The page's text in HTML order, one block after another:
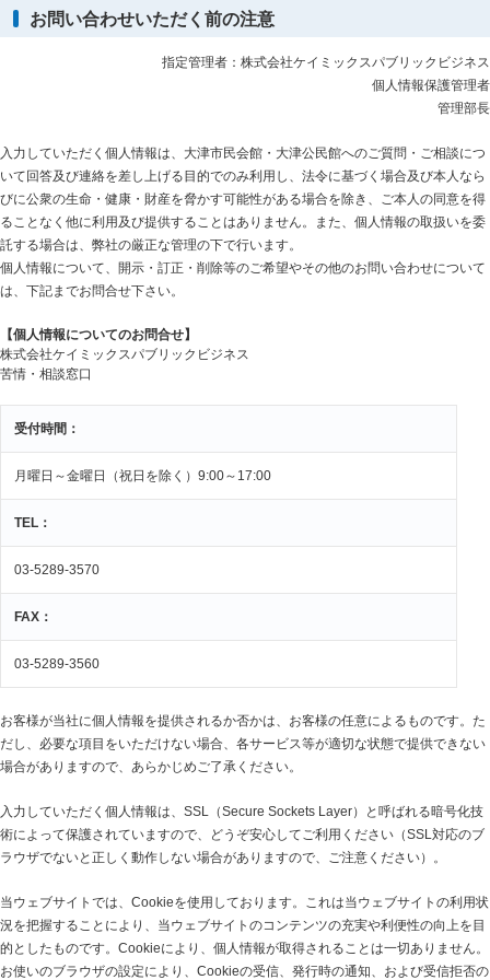
お問い合わせいただく前の注意
指定管理者：株式会社ケイミックスパブリックビジネス
個人情報保護管理者
管理部長
入力していただく個人情報は、大津市民会館・大津公民館へのご質問・ご相談につ
いて回答及び連絡を差し上げる目的でのみ利用し、法令に基づく場合及び本人なら
びに公衆の生命・健康・財産を脅かす可能性がある場合を除き、ご本人の同意を得
ることなく他に利用及び提供することはありません。また、個人情報の取扱いを委
託する場合は、弊社の厳正な管理の下で行います。
個人情報について、開示・訂正・削除等のご希望やその他のお問い合わせについて
は、下記までお問合せ下さい。
【個人情報についてのお問合せ】
株式会社ケイミックスパブリックビジネス
苦情・相談窓口
受付時間：
月曜日～金曜日（祝日を除く）9:00～17:00
TEL：
03-5289-3570
FAX：
03-5289-3560
お客様が当社に個人情報を提供されるか否かは、お客様の任意によるものです。た
だし、必要な項目をいただけない場合、各サービス等が適切な状態で提供できない
場合がありますので、あらかじめご了承ください。
入力していただく個人情報は、SSL（Secure Sockets Layer）と呼ばれる暗号化技
術によって保護されていますので、どうぞ安心してご利用ください（SSL対応のブ
ラウザでないと正しく動作しない場合がありますので、ご注意ください）。
当ウェブサイトでは、Cookieを使用しております。これは当ウェブサイトの利用状
況を把握することにより、当ウェブサイトのコンテンツの充実や利便性の向上を目
的としたものです。Cookieにより、個人情報が取得されることは一切ありません。
お使いのブラウザの設定により、Cookieの受信、発行時の通知、および受信拒否の